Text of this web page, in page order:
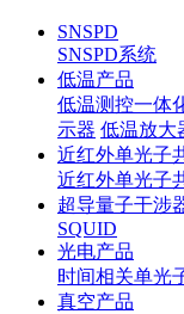
SNSPD
SNSPD系统
低温产品
低温测控一体
示器 低温放大
近红外单光子
近红外单光子
超导量子干涉
SQUID
光电产品
时间相关单光
真空产品